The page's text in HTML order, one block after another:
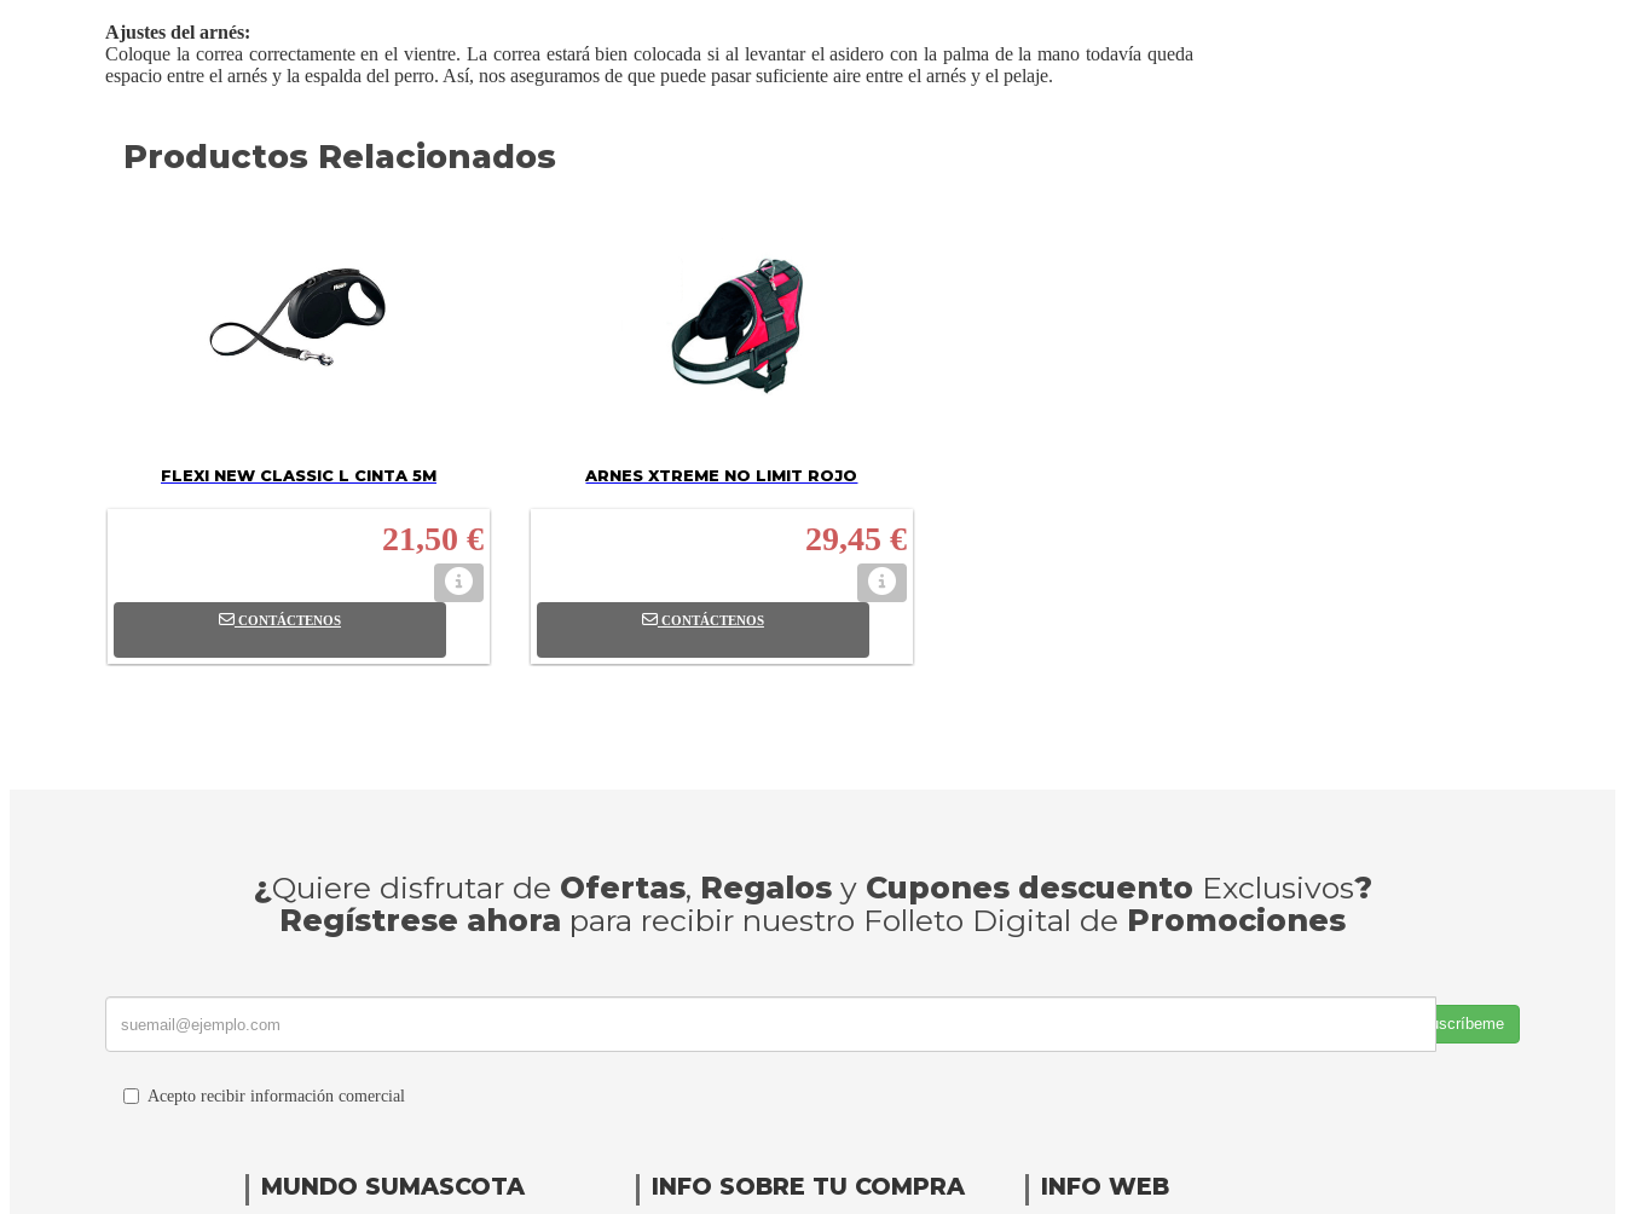
Ajustes del arnés:
Coloque la correa correctamente en el vientre. La correa estará bien colocada si al levantar el asidero con la palma de la mano todavía queda
espacio entre el arnés y la espalda del perro. Así, nos aseguramos de que puede pasar suficiente aire entre el arnés y el pelaje.
Productos Relacionados
FLEXI NEW CLASSIC L CINTA 5M
21,50 €
CONTÁCTENOS
ARNES XTREME NO LIMIT ROJO
29,45 €
CONTÁCTENOS
¿Quiere disfrutar de Ofertas, Regalosy Cupones descuento Exclusivos?
Regístrese ahora para recibir nuestro Folleto Digital de Promociones
Suscríbeme
Acepto recibir información comercial
MUNDO SUMASCOTA INFO SOBRE TU COMPRA INFO WEB